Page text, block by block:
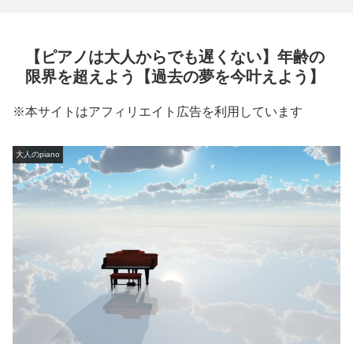
【ピアノは大人からでも遅くない】年齢の
限界を超えよう【過去の夢を今叶えよう】
※本サイトはアフィリエイト広告を利用しています
大人のpiano